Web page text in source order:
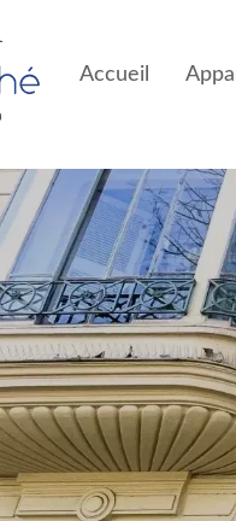
Accueil